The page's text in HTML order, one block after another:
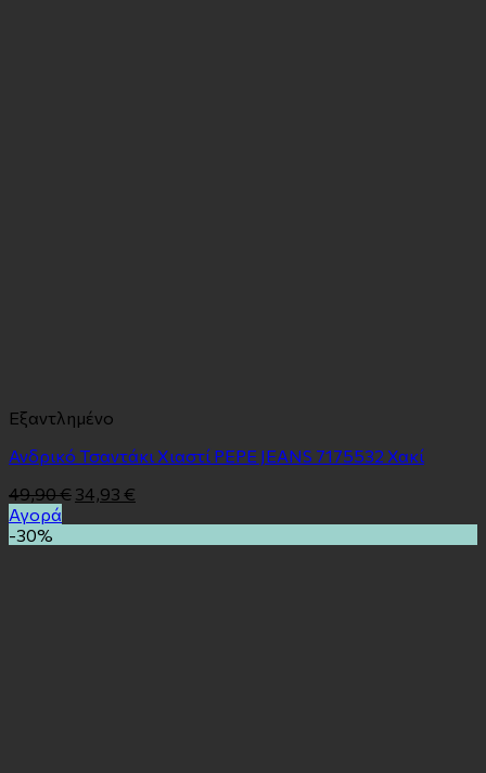
Εξαντλημένο
Ανδρικό Τσαντάκι Χιαστί PEPE JEANS 7175532 Χακί
49,90€ 34,93 €
Αγορά
-30%